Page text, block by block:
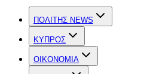
ΠΟΛΙΤΗΣ NEWS
ΚΥΠΡΟΣ
OIKONOMIA